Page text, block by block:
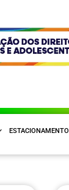
ESTACIONAMENTO